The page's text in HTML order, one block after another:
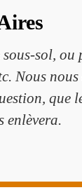
sol, ou
Nous
que
enlèvera.